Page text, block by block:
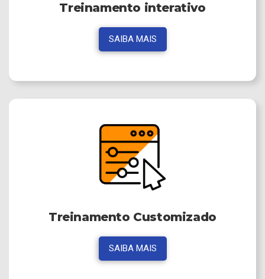
Treinamento interativo
SAIBA MAIS
Treinamento Customizado
SAIBA MAIS